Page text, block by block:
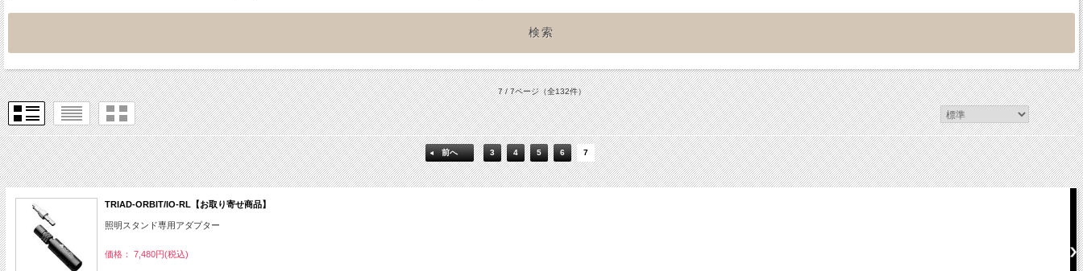
7 / 7ページ（全132件）
前へ 3 4 5 6 7
TRIAD-ORBIT/IO-RL【お取り寄せ商品】
照明スタンド専用アダプター
価格： 7,480円(税込)